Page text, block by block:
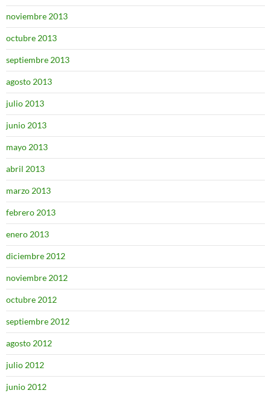
noviembre 2013
octubre 2013
septiembre 2013
agosto 2013
julio 2013
junio 2013
mayo 2013
abril 2013
marzo 2013
febrero 2013
enero 2013
diciembre 2012
noviembre 2012
octubre 2012
septiembre 2012
agosto 2012
julio 2012
junio 2012